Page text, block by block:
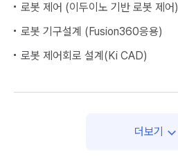
로봇 제어 (이두이노 기반 로봇 제어)
로봇 기구설계 (Fusion360응용)
로봇 제어회로 설계(Ki CAD)
더보기